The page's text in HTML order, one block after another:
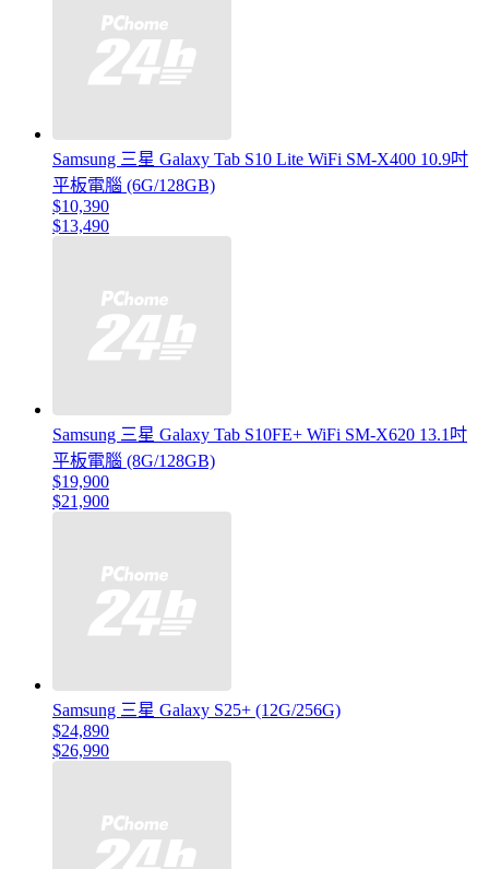
Samsung 三星 Galaxy Tab S10 Lite WiFi SM-X400 10.9吋
平板電腦 (6G/128GB)
$10,390
$13,490
Samsung 三星 Galaxy Tab S10FE+ WiFi SM-X620 13.1吋
平板電腦 (8G/128GB)
$19,900
$21,900
Samsung 三星 Galaxy S25+ (12G/256G)
$24,890
$26,990